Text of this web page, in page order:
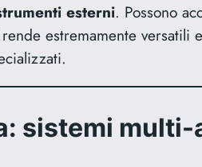
esterni. Possono
estremamente
sistemi multi-